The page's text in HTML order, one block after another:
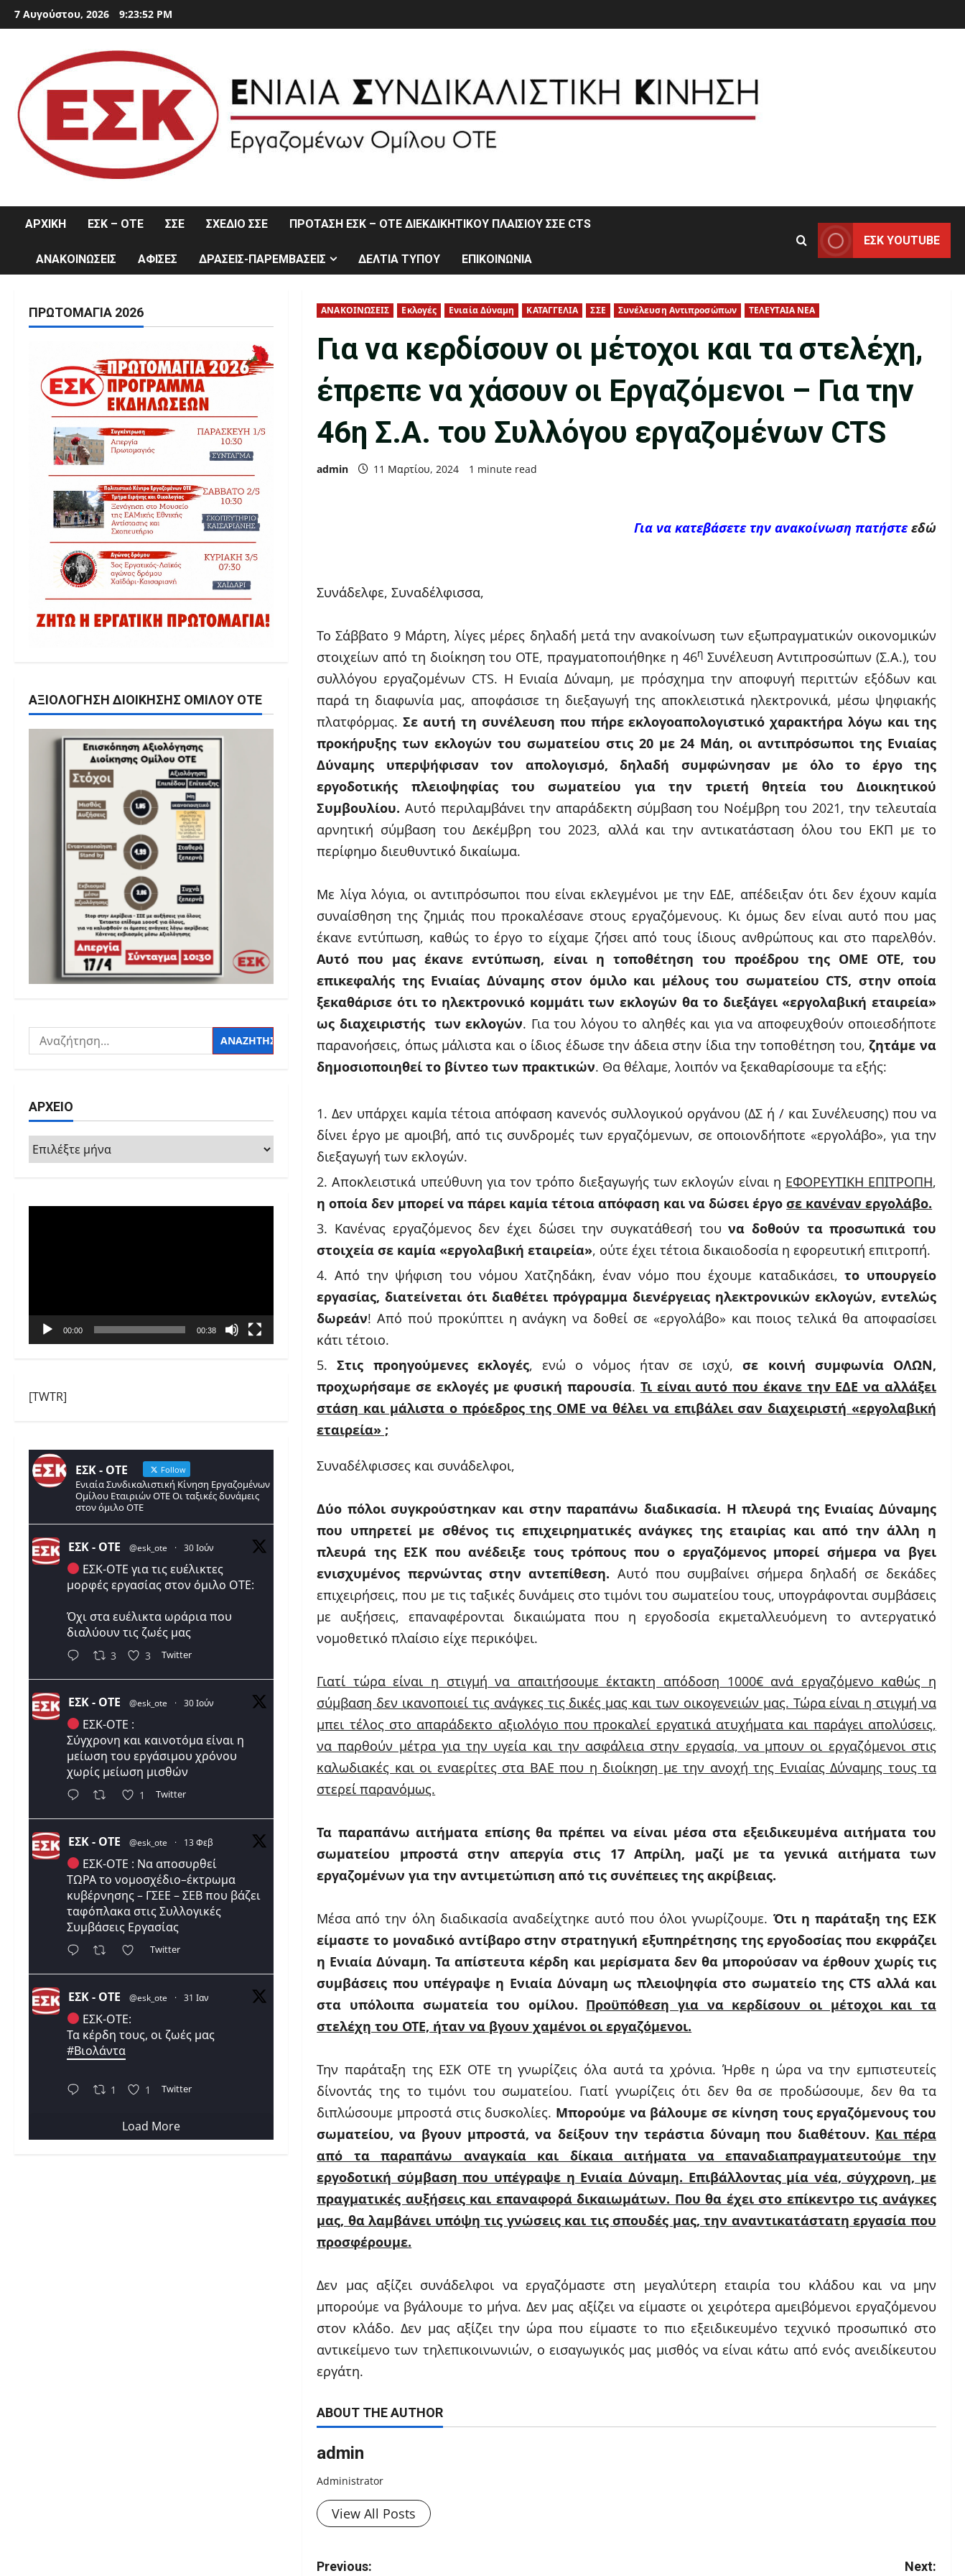
Skip
to
7 Αυγούστου, 2026 9:23:53 PM
ΑΡΧΙΚΗ ΕΣΚ – ΟΤΕ ΣΣΕ ΣΧΕΔΙΟ ΣΣΕ ΠΡΟΤΑΣΗ ΕΣΚ – ΟΤΕ ΔΙΕΚΔΙΚΗΤΙΚΟΥ ΠΛΑΙΣΙΟΥ ΣΣΕ CTS
ΑΝΑΚΟΙΝΩΣΕΙΣ ΑΦΙΣΕΣ ΔΡΑΣΕΙΣ-ΠΑΡΕΜΒΑΣΕΙΣ ΔΕΛΤΙΑ ΤΥΠΟΥ ΕΠΙΚΟΙΝΩΝΙΑ
ΕΣΚ YOUTUBE
ΑΝΑΚΟΙΝΩΣΕΙΣ Εκλογές Ενιαία Δύναμη ΚΑΤΑΓΓΕΛΙΑ ΣΣΕ Συνέλευση Αντιπροσώπων ΤΕΛΕΥΤΑΙΑ ΝΕΑ
Για να κερδίσουν οι μέτοχοι και τα στελέχη,
έπρεπε να χάσουν οι Eργαζόμενοι – Για την
46η Σ.Α. του Συλλόγου εργαζομένων CTS
admin 11 Μαρτίου, 2024 1 minute read
Για να κατεβάσετε την ανακοίνωση πατήστε εδώ
Συνάδελφε, Συναδέλφισσα,
Το Σάββατο 9 Μάρτη, λίγες μέρες δηλαδή μετά την ανακοίνωση των εξωπραγματικών οικονομικών
στοιχείων από τη διοίκηση του ΟΤΕ, πραγματοποιήθηκε η 46ηΣυνέλευση Αντιπροσώπων (Σ.Α.), του
συλλόγου εργαζομένων CTS. Η Ενιαία Δύναμη, με πρόσχημα την αποφυγή περιττών εξόδων και
παρά τη διαφωνία μας, αποφάσισε τη διεξαγωγή της αποκλειστικά ηλεκτρονικά, μέσω ψηφιακής
πλατφόρμας.Σε αυτή τη συνέλευση που πήρε εκλογοαπολογιστικό χαρακτήρα λόγω και της
προκήρυξης των εκλογών του σωματείου στις 20 με 24 Μάη, οι αντιπρόσωποι της Ενιαίας
Δύναμης υπερψήφισαν τον απολογισμό, δηλαδή συμφώνησαν με όλο το έργο της
εργοδοτικής πλειοψηφίας του σωματείου για την τριετή θητεία του Διοικητικού
Συμβουλίου. Αυτό περιλαμβάνει την απαράδεκτη σύμβαση του Νοέμβρη του 2021, την τελευταία
αρνητική σύμβαση του Δεκέμβρη του 2023, αλλά και την αντικατάσταση όλου του ΕΚΠ με το
περίφημο διευθυντικό δικαίωμα.
Με λίγα λόγια, οι αντιπρόσωποι που είναι εκλεγμένοι με την ΕΔΕ, απέδειξαν ότι δεν έχουν καμία
συναίσθηση της ζημιάς που προκαλέσανε στους εργαζόμενους. Κι όμως δεν είναι αυτό που μας
έκανε εντύπωση, καθώς το έργο το είχαμε ζήσει από τους ίδιους ανθρώπους και στο παρελθόν.
Αυτό που μας έκανε εντύπωση, είναι η τοποθέτηση του προέδρου της ΟΜΕ ΟΤΕ, του
επικεφαλής της Ενιαίας Δύναμης στον όμιλο και μέλους του σωματείου CTS, στην οποία
ξεκαθάρισε ότι το ηλεκτρονικό κομμάτι των εκλογών θα το διεξάγει «εργολαβική εταιρεία»
ως διαχειριστής των εκλογών. Για του λόγου το αληθές και για να αποφευχθούν οποιεσδήποτε
παρανοήσεις, όπως μάλιστα και ο ίδιος έδωσε την άδεια στην ίδια την τοποθέτηση του,ζητάμε να
δημοσιοποιηθεί το βίντεο των πρακτικών. Θα θέλαμε, λοιπόν να ξεκαθαρίσουμε τα εξής:
Δεν υπάρχει καμία τέτοια απόφαση κανενός συλλογικού οργάνου (ΔΣ ή / και Συνέλευσης) που να
δίνει έργο με αμοιβή, από τις συνδρομές των εργαζόμενων, σε οποιονδήποτε «εργολάβο», για την
διεξαγωγή των εκλογών.
Αποκλειστικά υπεύθυνη για τον τρόπο διεξαγωγής των εκλογών είναι η ΕΦΟΡΕΥΤΙΚΗ ΕΠΙΤΡΟΠΗ,
η οποία δεν μπορεί να πάρει καμία τέτοια απόφαση και να δώσει έργοσε κανέναν εργολάβο.
Κανένας εργαζόμενος δεν έχει δώσει την συγκατάθεσή τουνα δοθούν τα προσωπικά του
στοιχεία σε καμία «εργολαβική εταιρεία», ούτε έχει τέτοια δικαιοδοσία η εφορευτική επιτροπή.
Από την ψήφιση του νόμου Χατζηδάκη, έναν νόμο που έχουμε καταδικάσει,το υπουργείο
εργασίας, διατείνεται ότι διαθέτει πρόγραμμα διενέργειας ηλεκτρονικών εκλογών, εντελώς
δωρεάν! Από πού προκύπτει η ανάγκη να δοθεί σε «εργολάβο» και ποιος τελικά θα αποφασίσει
κάτι τέτοιο.
Στις προηγούμενες εκλογές, ενώ ο νόμος ήταν σε ισχύ,σε κοινή συμφωνία ΟΛΩΝ,
προχωρήσαμε σε εκλογές με φυσική παρουσία. Τι είναι αυτό που έκανε την ΕΔΕ να αλλάξει
στάση και μάλιστα ο πρόεδρος της ΟΜΕ να θέλει να επιβάλει σαν διαχειριστή «εργολαβική
εταιρεία» ;
Συναδέλφισσες και συνάδελφοι,
Δύο πόλοι συγκρούστηκαν και στην παραπάνω διαδικασία. Η πλευρά της Ενιαίας Δύναμης
που υπηρετεί με σθένος τις επιχειρηματικές ανάγκες της εταιρίας και από την άλλη η
πλευρά της ΕΣΚ που ανέδειξε τους τρόπους που ο εργαζόμενος μπορεί σήμερα να βγει
ενισχυμένος περνώντας στην αντεπίθεση. Αυτό που συμβαίνει σήμερα δηλαδή σε δεκάδες
επιχειρήσεις, που με τις ταξικές δυνάμεις στο τιμόνι του σωματείου τους, υπογράφονται συμβάσεις
με αυξήσεις, επαναφέρονται δικαιώματα που η εργοδοσία εκμεταλλευόμενη το αντεργατικό
νομοθετικό πλαίσιο είχε περικόψει.
Γιατί τώρα είναι η στιγμή να απαιτήσουμε έκτακτη απόδοση 1000€ ανά εργαζόμενο καθώς η
σύμβαση δεν ικανοποιεί τις ανάγκες τις δικές μας και των οικογενειών μας. Τώρα είναι η στιγμή να
μπει τέλος στο απαράδεκτο αξιολόγιο που προκαλεί εργατικά ατυχήματα και παράγει απολύσεις,
να παρθούν μέτρα για την υγεία και την ασφάλεια στην εργασία, να μπουν οι εργαζόμενοι στις
καλωδιακές και οι εναερίτες στα ΒΑΕ που η διοίκηση με την ανοχή της Ενιαίας Δύναμης τους τα
στερεί παρανόμως.
Τα παραπάνω αιτήματα επίσης θα πρέπει να είναι μέσα στα εξειδικευμένα αιτήματα του
σωματείου μπροστά στην απεργία στις 17 Απρίλη, μαζί με τα γενικά αιτήματα των
εργαζομένων για την αντιμετώπιση από τις συνέπειες της ακρίβειας.
Μέσα από την όλη διαδικασία αναδείχτηκε αυτό που όλοι γνωρίζουμε. Ότι η παράταξη της ΕΣΚ
είμαστε το μοναδικό αντίβαρο στην στρατηγική εξυπηρέτησης της εργοδοσίας που εκφράζει
η Ενιαία Δύναμη. Τα απίστευτα κέρδη και μερίσματα δεν θα μπορούσαν να έρθουν χωρίς τις
συμβάσεις που υπέγραψε η Ενιαία Δύναμη ως πλειοψηφία στο σωματείο της CTS αλλά και
στα υπόλοιπα σωματεία του ομίλου. Προϋπόθεση για να κερδίσουν οι μέτοχοι και τα
στελέχη του ΟΤΕ, ήταν να βγουν χαμένοι οι εργαζόμενοι.
Την παράταξη της ΕΣΚ ΟΤΕ τη γνωρίζεις όλα αυτά τα χρόνια. Ήρθε η ώρα να την εμπιστευτείς
δίνοντάς της το τιμόνι του σωματείου. Γιατί γνωρίζεις ότι δεν θα σε προδώσουμε, δεν θα τα
διπλώσουμε μπροστά στις δυσκολίες. Μπορούμε να βάλουμε σε κίνηση τους εργαζόμενους του
σωματείου, να βγουν μπροστά, να δείξουν την τεράστια δύναμη που διαθέτουν. Και πέρα
από τα παραπάνω αναγκαία και δίκαια αιτήματα να επαναδιαπραγματευτούμε την
εργοδοτική σύμβαση που υπέγραψε η Ενιαία Δύναμη. Επιβάλλοντας μία νέα, σύγχρονη, με
πραγματικές αυξήσεις και επαναφορά δικαιωμάτων. Που θα έχει στο επίκεντρο τις ανάγκες
μας, θα λαμβάνει υπόψη τις γνώσεις και τις σπουδές μας, την αναντικατάστατη εργασία που
προσφέρουμε.
Δεν μας αξίζει συνάδελφοι να εργαζόμαστε στη μεγαλύτερη εταιρία του κλάδου και να μην
μπορούμε να βγάλουμε το μήνα. Δεν μας αξίζει να είμαστε οι χειρότερα αμειβόμενοι εργαζόμενου
στον κλάδο. Δεν μας αξίζει την ώρα που είμαστε το πιο εξειδικευμένο τεχνικό προσωπικό στο
αντικείμενο των τηλεπικοινωνιών, ο εισαγωγικός μας μισθός να είναι κάτω από ενός ανειδίκευτου
εργάτη.
ABOUT THE AUTHOR
admin
Administrator
View All Posts
P
Previous: Next:
ΠΡΩΤΟΜΑΓΙΆ 2026
ΑΞΙΟΛΌΓΗΣΗ ΔΙΟΊΚΗΣΗΣ ΟΜΊΛΟΥ ΟΤΕ
Αναζήτηση
για:
ΑΡΧΕΙΟ
ΑΡΧΕΙΟ
00:00 00:38
[TWTR]
ΕΣΚ - ΟΤΕ Follow
Ενιαία Συνδικαλιστική Κίνηση Εργαζομένων
Ομίλου Εταιριών ΟΤΕ Οι ταξικές δυνάμεις
στον όμιλο ΟΤΕ
ΕΣΚ - ΟΤΕ @esk_ote · 30 Ιούν
ΕΣΚ-ΟΤΕ για τις ευέλικτες
μορφές εργασίας στον όμιλο ΟΤΕ:
Όχι στα ευέλικτα ωράρια που
διαλύουν τις ζωές μας
3 3 Twitter
ΕΣΚ - ΟΤΕ @esk_ote · 30 Ιούν
ΕΣΚ-ΟΤΕ :
Σύγχρονη και καινοτόμα είναι η
μείωση του εργάσιμου χρόνου
χωρίς μείωση μισθών
1 Twitter
ΕΣΚ - ΟΤΕ @esk_ote · 13 Φεβ
ΕΣΚ-ΟΤΕ : Να αποσυρθεί
ΤΩΡΑ το νομοσχέδιο–έκτρωμα
κυβέρνησης – ΓΣΕΕ – ΣΕΒ που βάζει
ταφόπλακα στις Συλλογικές
Συμβάσεις Εργασίας
Twitter
ΕΣΚ - ΟΤΕ @esk_ote · 31 Ιαν
ΕΣΚ-ΟΤΕ:
Τα κέρδη τους, οι ζωές μας
#Βιολάντα
1 1 Twitter
Load More